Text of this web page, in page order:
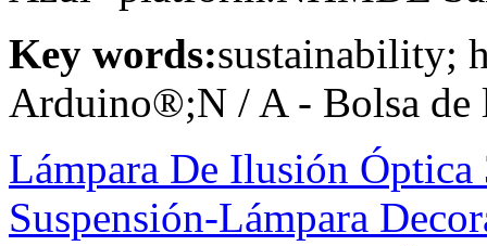
Key words:sustainability;
Arduino®;N / A - Bolsa de
Lámpara De Ilusión
Suspensión-Lámpara